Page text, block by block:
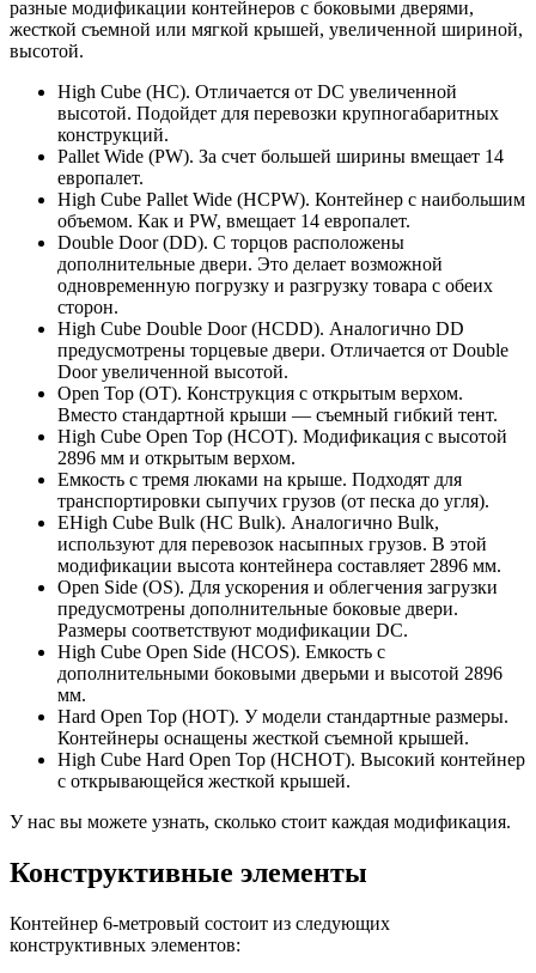
разные модификации контейнеров с боковыми дверями,
жесткой съемной или мягкой крышей, увеличенной шириной,
высотой.
High Cube (HC). Отличается от DC увеличенной
высотой. Подойдет для перевозки крупногабаритных
конструкций.
Pallet Wide (PW). За счет большей ширины вмещает 14
европалет.
High Cube Pallet Wide (HCPW). Контейнер с наибольшим
объемом. Как и PW, вмещает 14 европалет.
Double Door (DD). С торцов расположены
дополнительные двери. Это делает возможной
одновременную погрузку и разгрузку товара с обеих
сторон.
High Cube Double Door (HCDD). Аналогично DD
предусмотрены торцевые двери. Отличается от Double
Door увеличенной высотой.
Open Top (OT). Конструкция с открытым верхом.
Вместо стандартной крыши — съемный гибкий тент.
High Cube Open Top (HCOT). Модификация с высотой
2896 мм и открытым верхом.
Емкость с тремя люками на крыше. Подходят для
транспортировки сыпучих грузов (от песка до угля).
ЕHigh Cube Bulk (HC Bulk). Аналогично Bulk,
используют для перевозок насыпных грузов. В этой
модификации высота контейнера составляет 2896 мм.
Open Side (OS). Для ускорения и облегчения загрузки
предусмотрены дополнительные боковые двери.
Размеры соответствуют модификации DC.
High Cube Open Side (HCOS). Емкость с
дополнительными боковыми дверьми и высотой 2896
мм.
Hard Open Top (HOT). У модели стандартные размеры.
Контейнеры оснащены жесткой съемной крышей.
High Cube Hard Open Top (HCHOT). Высокий контейнер
с открывающейся жесткой крышей.
У нас вы можете узнать, сколько стоит каждая модификация.
Конструктивные элементы
Контейнер 6-метровый состоит из следующих
конструктивных элементов: